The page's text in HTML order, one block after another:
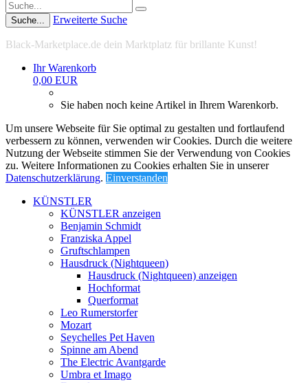
Suche... Erweiterte Suche
Black-Marketplace.de dein Marktplatz für brillante Kunst!
Ihr Warenkorb
0,00 EUR
Sie haben noch keine Artikel in Ihrem Warenkorb.
Um unsere Webseite für Sie optimal zu gestalten und fortlaufend
verbessern zu können, verwenden wir Cookies. Durch die weitere
Nutzung der Webseite stimmen Sie der Verwendung von Cookies
zu. Weitere Informationen zu Cookies erhalten Sie in unserer
Datenschutzerklärung. Einverstanden
KÜNSTLER
KÜNSTLER anzeigen
Benjamin Schmidt
Franziska Appel
Gruftschlampen
Hausdruck (Nightqueen)
Hausdruck (Nightqueen) anzeigen
Hochformat
Querformat
Leo Rumerstorfer
Mozart
Seychelles Pet Haven
Spinne am Abend
The Electric Avantgarde
Umbra et Imago